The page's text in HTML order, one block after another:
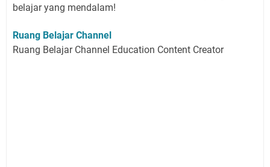
belajar yang mendalam!
Ruang Belajar Channel
Ruang Belajar Channel Education Content Creator